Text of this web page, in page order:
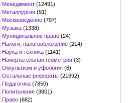
Менеджмент (12491)
Металлургия (91)
Москвоведение (797)
Музыка (1338)
Муниципальное право (24)
Налоги, налогообложение (214)
Наука и техника (1141)
Начертательная геометрия (3)
Оккультизм и уфология (8)
Остальные рефераты (21692)
Педагогика (7850)
Политология (3801)
Право (682)